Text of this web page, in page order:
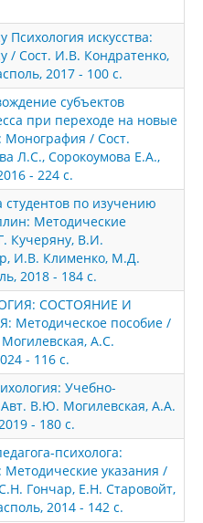
Психология искусства:
/ Сост. И.В. Кондратенко,
2017 - 100 с.
субъектов
при переходе на новые
Монография / Сост.
Л.С., Сорокоумова Е.А.,
- 224 с.
студентов по изучению
Методические
Кучеряну, В.И.
И.В. Клименко, М.Д.
2018 - 184 с.
СОСТОЯНИЕ И
Методическое пособие /
А.С.
- 116 с.
Учебно-
В.Ю. Могилевская, А.А.
- 180 с.
психолога:
указания /
Гончар, Е.Н. Старовойт,
2014 - 142 с.